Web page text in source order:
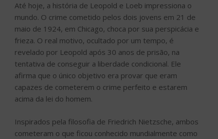
Até hoje, a história de Leopold e Loeb impressiona o
mundo. O crime cometido pelos dois jovens em 21 de
maio de 1924, em Chicago, choca por sua perspicácia e
frieza. O real motivo, ocultado por um tempo, é
revelado por Leopold após 30 anos de prisão, na
tentativa de conseguir a liberdade condicional. Ele
afirma que o único objetivo era provar que eram
capazes de cometerem o crime perfeito e estarem
acima da lei do homem.
Inspirados pela filosofia de Friedrich Nietzsche, ambos
cometeram o que ficou conhecido mundialmente como